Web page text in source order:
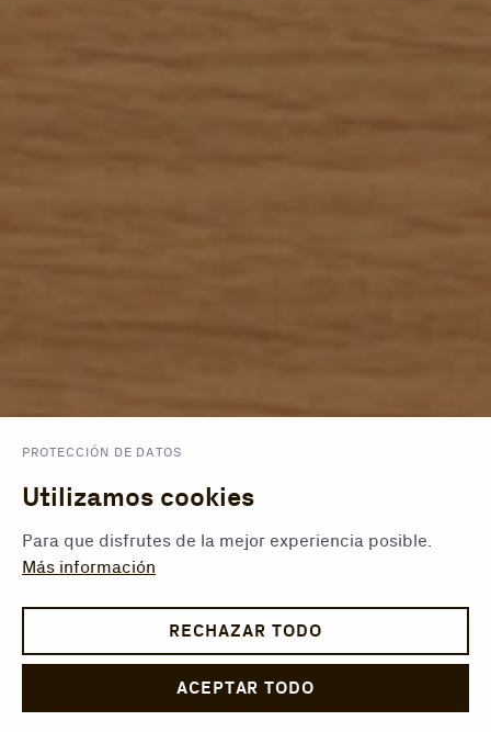
PROTECCIÓN DE DATOS
Utilizamos cookies
Para que disfrutes de la mejor experiencia posible.
Más información
RECHAZAR TODO
ACEPTAR TODO